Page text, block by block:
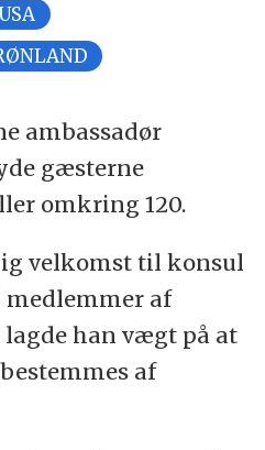
ambassadør
gæsterne
omkring 120.
velkomst til konsul
medlemmer af
han vægt på at
af